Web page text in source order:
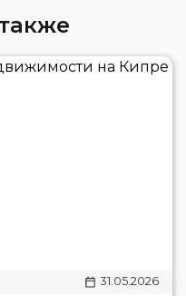
31.05.2026